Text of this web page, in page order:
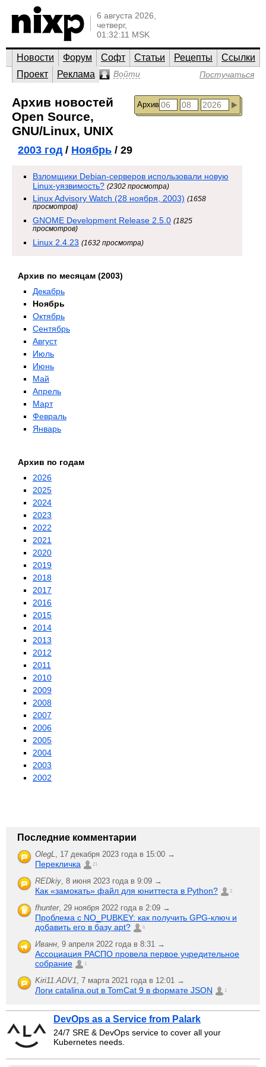
6 августа 2026,
четверг,
01:32:11 MSK
Новости Форум Софт Статьи Рецепты
Ссылки
Проект
Реклама Войти Постучаться
Архив
Архив новостей
Open Source,
GNU/Linux, UNIX
2003 год/ Ноябрь / 29
Взломщики Debian-серверов использовали новую
Linux-уязвимость? (2302 просмотра)
Linux Advisory Watch (28 ноября, 2003) (1658
просмотров)
GNOME Development Release 2.5.0 (1825
просмотров)
Linux 2.4.23 (1632 просмотра)
Архив по месяцам (2003)
Декабрь
Ноябрь
Октябрь
Сентябрь
Август
Июль
Июнь
Май
Апрель
Март
Февраль
Январь
Архив по годам
2026
2025
2024
2023
2022
2021
2020
2019
2018
2017
2016
2015
2014
2013
2012
2011
2010
2009
2008
2007
2006
2005
2004
2003
2002
Последние комментарии
OlegL, 17 декабря 2023 года в 15:00 →
Перекличка 21
REDkiy, 8 июня 2023 года в 9:09 →
Как «замокать» файл для юниттеста в Python? 2
fhunter, 29 ноября 2022 года в 2:09 →
Проблема с NO_PUBKEY: как получить GPG-ключ и
добавить его в базу apt?
6
Иванн, 9 апреля 2022 года в 8:31 →
Ассоциация РАСПО провела первое учредительное
собрание
1
Kiri11.ADV1, 7 марта 2021 года в 12:01 →
Логи catalina.out в TomCat 9 в формате JSON 1
DevOps as a Service from Palark
24/7 SRE & DevOps service to cover all your
Kubernetes needs.